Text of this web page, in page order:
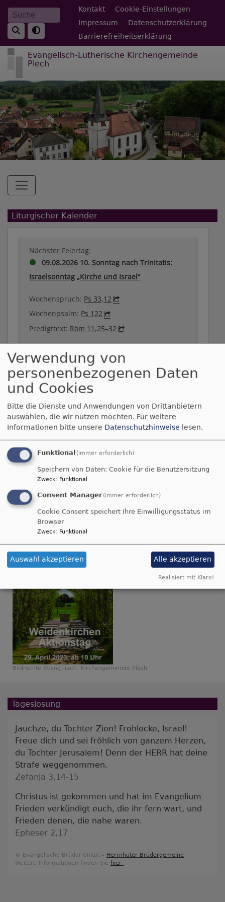
Direkt
zum
Inhalt
Suche Fußbereichsmenü
Kontakt
Cookie-Einstellungen
Impressum
Datenschutzerklärung
Barrierefreiheitserklärung
Evangelisch-Lutherische Kirchengemeinde
Plech
Hauptnavigation
Liturgischer Kalender
Nächster Feiertag:
09.08.2026 10. Sonntag nach Trinitatis:
Israelsonntag „Kirche und Israel“
Wochenspruch: Ps 33,12
Wochenpsalm: Ps 122
Predigttext: Röm 11,25–32
Der nächste hohe kirchliche Feiertag:
04.10.2026 Erntedankfest
Zum Kalender
Breadcrumb
Startseite Weidenkirchen-Aktionstag
Weidenkirchen-
Aktionstag
Bildrechte Evang.-Luth. Kirchengemeinde Plech
Tageslosung
Jauchze, du Tochter Zion! Frohlocke, Israel!
Freue dich und sei fröhlich von ganzem Herzen,
du Tochter Jerusalem! Denn der HERR hat deine
Strafe weggenommen.
Zefanja 3,14-15
Christus ist gekommen und hat im Evangelium
Frieden verkündigt euch, die ihr fern wart, und
Frieden denen, die nahe waren.
Epheser 2,17
© Evangelische Brüder-Unität – Herrnhuter Brüdergemeine
Weitere Informationen finden Sie hier .
Verwendung von
personenbezogenen Daten
und Cookies
Bitte die Dienste und Anwendungen von Drittanbietern
auswählen, die wir nutzen möchten. Für weitere
Informationen bitte unsere Datenschutzhinweise lesen.
Funktional (immer erforderlich)
Speichern von Daten: Cookie für die Benutzersitzung
Zweck: Funktional
Consent Manager (immer erforderlich)
Cookie Consent speichert Ihre Einwilligungsstatus im
Browser
Zweck: Funktional
Auswahl akzeptieren Alle akzeptieren
Realisiert mit Klaro!